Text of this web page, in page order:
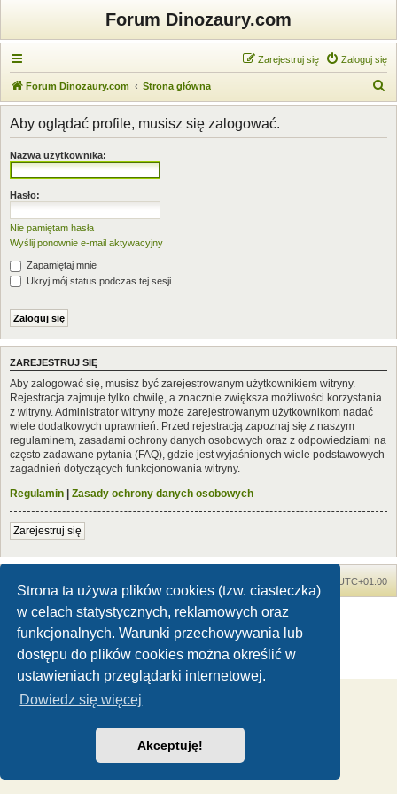
Strona ta używa plików cookies (tzw. ciasteczka)
w celach statystycznych, reklamowych oraz
funkcjonalnych. Warunki przechowywania lub
dostępu do plików cookies można określić w
ustawieniach przeglądarki internetowej.
Dowiedz się więcej
Akceptuję!
Forum Dinozaury.com
Zaloguj się
Zarejestruj się
Forum Dinozaury.com Strona główna
z
Aby oglądać profile, musisz się zalogować.
Nazwa użytkownika:
Hasło:
Nie pamiętam hasła
Wyślij ponownie e-mail aktywacyjny
Zapamiętaj mnie
Ukryj mój status podczas tej sesji
ZAREJESTRUJ SIĘ
Aby zalogować się, musisz być zarejestrowanym użytkownikiem witryny.
Rejestracja zajmuje tylko chwilę, a znacznie zwiększa możliwości korzystania
z witryny. Administrator witryny może zarejestrowanym użytkownikom nadać
wiele dodatkowych uprawnień. Przed rejestracją zapoznaj się z naszym
regulaminem, zasadami ochrony danych osobowych oraz z odpowiedziami na
często zadawane pytania (FAQ), gdzie jest wyjaśnionych wiele podstawowych
zagadnień dotyczących funkcjonowania witryny.
Regulamin | Zasady ochrony danych osobowych
Zarejestruj się
UTC+01:00
Dinozaury.com© 2006-2020
Technologię dostarczaphpBB® Forum Software © phpBB Limited
Zasady ochrony danych osobowych|Regulamin